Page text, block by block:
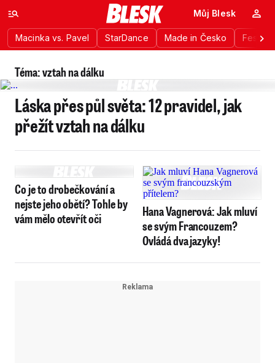
Macinka vs. Pavel StarDance Made in Česko
Můj Blesk
Téma: vztah na dálku
Láska přes půl světa: 12 pravidel, jak
přežít vztah na dálku
Co je to drobečkování a
nejste jeho obětí? Tohle by
vám mělo otevřít oči
Hana Vagnerová: Jak mluví
se svým Francouzem?
Ovládá dva jazyky!